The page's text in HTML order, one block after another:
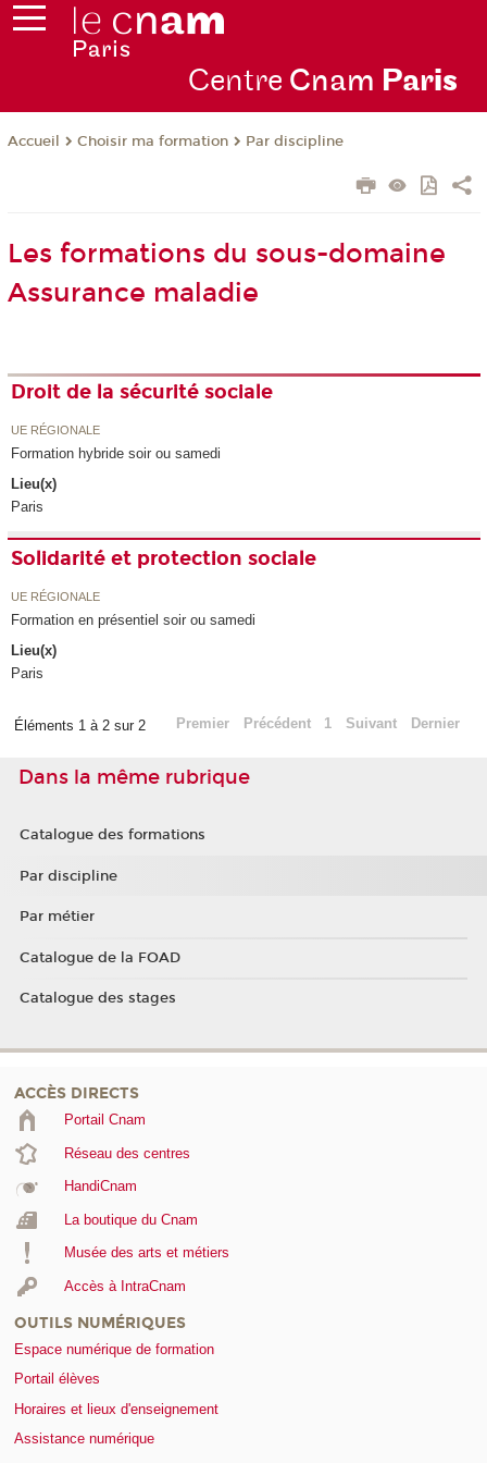
Centre Cnam Paris
Accueil Choisir ma formation Par discipline
Les formations du sous-domaine
Assurance maladie
Droit de la sécurité sociale
UE RÉGIONALE
Formation hybride soir ou samedi
Lieu(x)
Paris
Solidarité et protection sociale
UE RÉGIONALE
Formation en présentiel soir ou samedi
Lieu(x)
Paris
Éléments 1 à 2 sur 2 Premier Précédent 1 Suivant Dernier
Dans la même rubrique
Catalogue des formations
Par discipline
Par métier
Catalogue de la FOAD
Catalogue des stages
ACCÈS DIRECTS
Portail Cnam
Réseau des centres
HandiCnam
La boutique du Cnam
Musée des arts et métiers
Accès à IntraCnam
OUTILS NUMÉRIQUES
Espace numérique de formation
Portail élèves
Horaires et lieux d'enseignement
Assistance numérique